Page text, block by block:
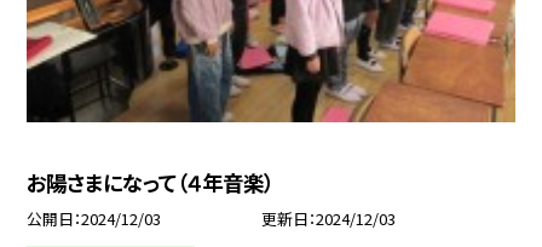
お陽さまになって（４年音楽）
公開日 2024/12/03 更新日 2024/12/03